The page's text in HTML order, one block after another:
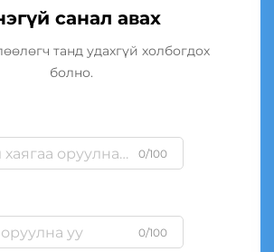
санал авах
танд удахгүй холбогдох
болно.
0/100
0/100